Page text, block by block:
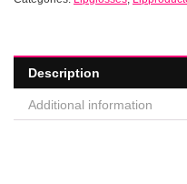
Description
Additional information